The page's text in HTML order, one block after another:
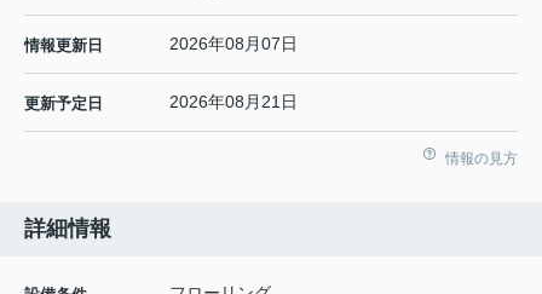
情報更新日 2026年08月07日
更新予定日 2026年08月21日
情報の見方
詳細情報